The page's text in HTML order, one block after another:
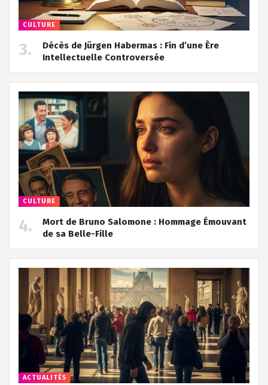
CULTURE
Décès de Jürgen Habermas : Fin d’une Ère
Intellectuelle Controversée
CULTURE
Mort de Bruno Salomone : Hommage Émouvant
de sa Belle-Fille
ACTUALITÉS